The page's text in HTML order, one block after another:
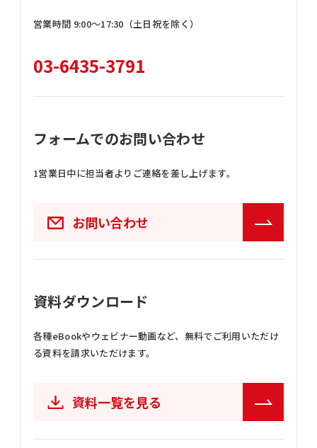
営業時間 9:00〜17:30（土日祝を除く）
03-6435-3791
フォームでのお問い合わせ
1営業日中に担当者よりご連絡を差し上げます。
お問い合わせ
資料ダウンロード
各種eBookやウェビナー動画など、 無料でご利用いただけ
る資料を請求いただけます。
資料一覧を見る